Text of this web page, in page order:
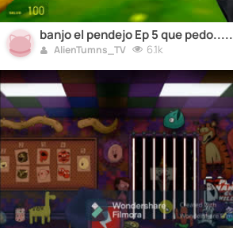
banjo el pendejo Ep 5 que pedo.....
AlienTumns_TV 6.1k